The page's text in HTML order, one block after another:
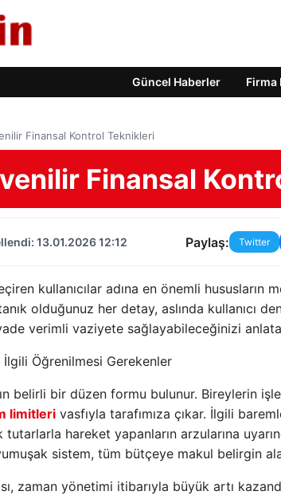
Güncel Haberler Firma
Finansal Kontrol Teknikleri
Finansal
13.01.2026 12:12 Paylaş: Twitter
kullanıcılar adına en önemli hususların
olduğunuz her detay, aslında kullanıcı
verimli vaziyete sağlayabileceğinizi
İlgili Öğrenilmesi Gerekenler
belirli bir düzen formu bulunur. Bireylerin
limitleri vasfıyla tarafımıza çıkar. İlgili
hareket yapanların arzularına
sistem, tüm bütçeye makul belirgin
zaman yönetimi itibarıyla büyük artı